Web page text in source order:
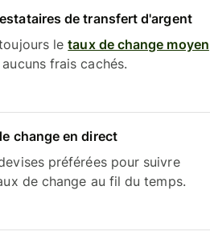
de transfert d'argent
letaux de change moyen
frais cachés.
change en direct
préférées pour suivre
de change au fil du temps.